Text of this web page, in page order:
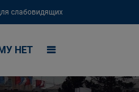
слабовидящих
НЕТ